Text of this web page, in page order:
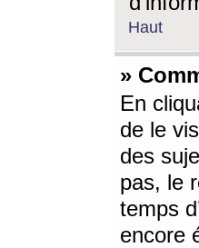
Haut
»
En
de le
des
pas, le
temps
encore